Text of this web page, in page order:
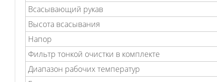
Всасывающий рукав
Высота всасывания
Напор
Фильтр тонкой очистки в комплекте
Диапазон рабочих температур